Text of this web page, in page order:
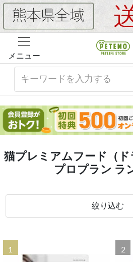
メニュー
猫プレミアムフード（ド
プロプラン ラ
絞り込む
1 2